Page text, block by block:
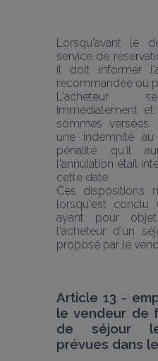
Lorsqu'avant le
service de
il doit informer
recommandée ou
L'acheteur
immédiatement
sommes
une indemnité
pénalité qu'il
l'annulation était
cette date.
Ces dispositions
lorsqu'est conclu
ayant pour
l'acheteur d'un
proposé par le
Article 13 -
le vendeur de
de séjour
prévues dans